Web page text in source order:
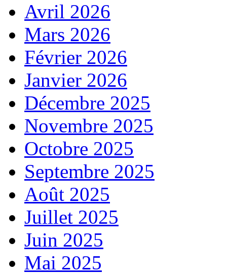
Avril 2026
Mars 2026
Février 2026
Janvier 2026
Décembre 2025
Novembre 2025
Octobre 2025
Septembre 2025
Août 2025
Juillet 2025
Juin 2025
Mai 2025